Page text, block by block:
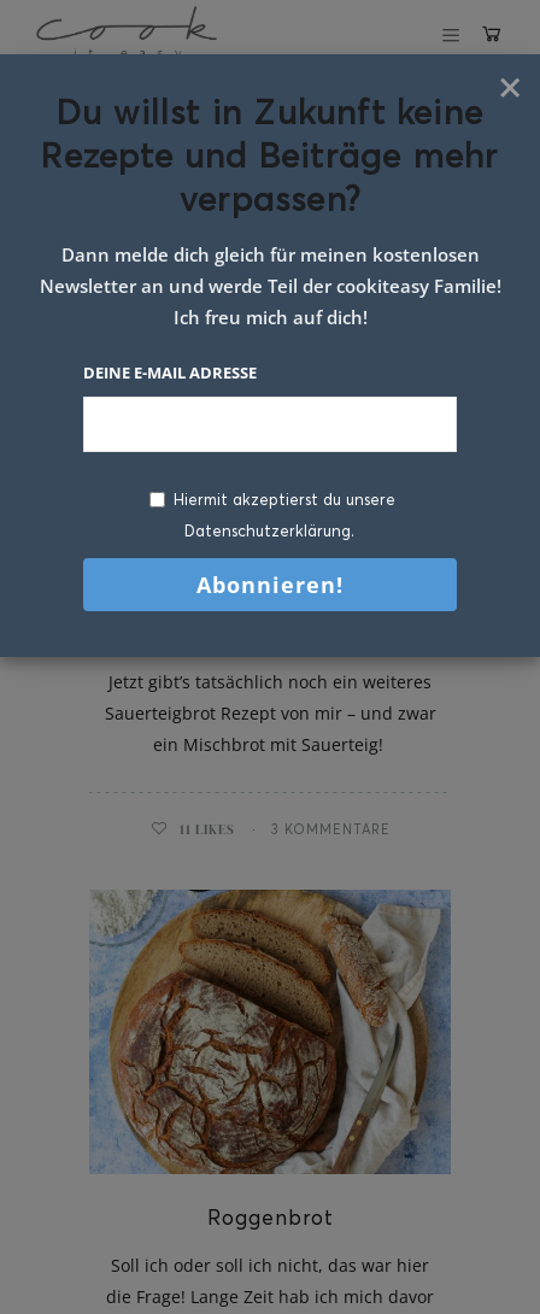
Schlagwort:
roggen vollkorn
brot
Jetzt gibt’s tatsächlich noch ein weiteres
Sauerteigbrot Rezept von mir – und zwar
ein Mischbrot mit Sauerteig!
11 LIKES 3 KOMMENTARE
Roggenbrot
Soll ich oder soll ich nicht, das war hier
die Frage! Lange Zeit hab ich mich davor
×
Du willst in Zukunft keine
Rezepte und Beiträge mehr
verpassen?
Dann melde dich gleich für meinen kostenlosen
Newsletter an und werde Teil der cookiteasy Familie!
Ich freu mich auf dich!
DEINE E-MAIL ADRESSE
Hiermit akzeptierst du unsere
Datenschutzerklärung.